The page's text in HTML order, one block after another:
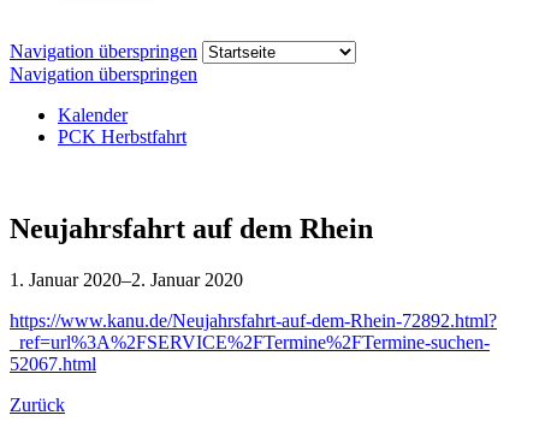
Navigation überspringen
Navigation überspringen
Kalender
PCK Herbstfahrt
Neujahrsfahrt auf dem Rhein
1. Januar 2020–2. Januar 2020
https://www.kanu.de/Neujahrsfahrt-auf-dem-Rhein-72892.html?
_ref=url%3A%2FSERVICE%2FTermine%2FTermine-suchen-
52067.html
Zurück